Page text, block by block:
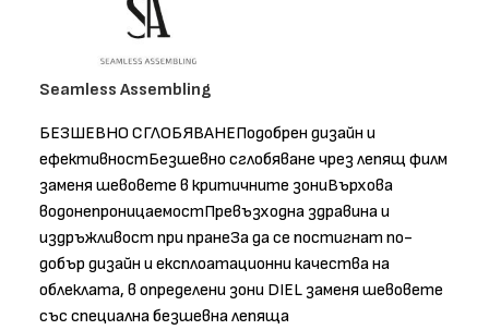
Seamless Assembling
БЕЗШЕВНО СГЛОБЯВАНЕПодобрен дизайн и
ефективностБезшевно сглобяване чрез лепящ филм
заменя шевовете в критичните зониВърхова
водонепроницаемостПревъзходна здравина и
издръжливост при пранеЗа да се постигнат по-
добър дизайн и експлоатационни качества на
облеклата, в определени зони DIEL заменя шевовете
със специална безшевна лепяща